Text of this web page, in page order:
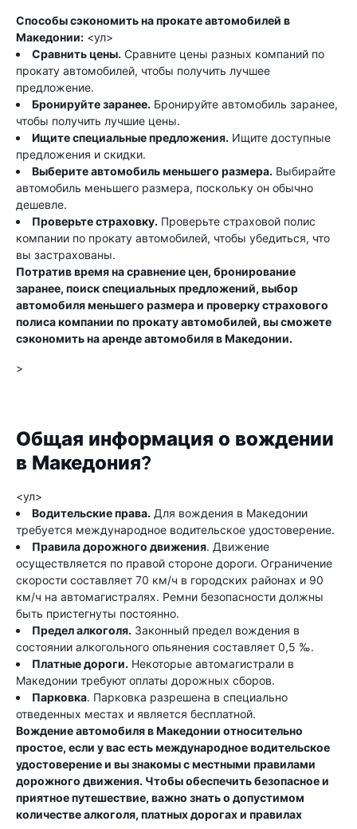
Способы сэкономить на прокате автомобилей в
Македонии: <ул>
Сравнить цены. Сравните цены разных компаний по
прокату автомобилей, чтобы получить лучшее
предложение.
Бронируйте заранее. Бронируйте автомобиль заранее,
чтобы получить лучшие цены.
Ищите специальные предложения. Ищите доступные
предложения и скидки.
Выберите автомобиль меньшего размера. Выбирайте
автомобиль меньшего размера, поскольку он обычно
дешевле.
Проверьте страховку. Проверьте страховой полис
компании по прокату автомобилей, чтобы убедиться, что
вы застрахованы.
Потратив время на сравнение цен, бронирование
заранее, поиск специальных предложений, выбор
автомобиля меньшего размера и проверку страхового
полиса компании по прокату автомобилей, вы сможете
сэкономить на аренде автомобиля в Македонии.
>
Общая информация о вождении
в Македония?
<ул>
Водительские права. Для вождения в Македонии
требуется международное водительское удостоверение.
Правила дорожного движения. Движение
осуществляется по правой стороне дороги. Ограничение
скорости составляет 70 км/ч в городских районах и 90
км/ч на автомагистралях. Ремни безопасности должны
быть пристегнуты постоянно.
Предел алкоголя. Законный предел вождения в
состоянии алкогольного опьянения составляет 0,5 ‰.
Платные дороги. Некоторые автомагистрали в
Македонии требуют оплаты дорожных сборов.
Парковка. Парковка разрешена в специально
отведенных местах и ​​является бесплатной.
Вождение автомобиля в Македонии относительно
простое, если у вас есть международное водительское
удостоверение и вы знакомы с местными правилами
дорожного движения. Чтобы обеспечить безопасное и
приятное путешествие, важно знать о допустимом
количестве алкоголя, платных дорогах и правилах